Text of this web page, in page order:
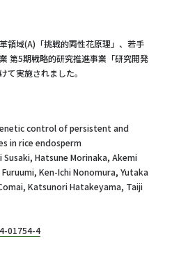
領域(A)「挑戦的両性花原理」、若⼿
第5期戦略的研究推進事業「研究開発
て実施されました。
control of persistent and
in rice endosperm
Susaki, Hatsune Morinaka, Akemi
Ken-Ichi Nonomura, Yutaka
Katsunori Hatakeyama, Taiji
01754-4